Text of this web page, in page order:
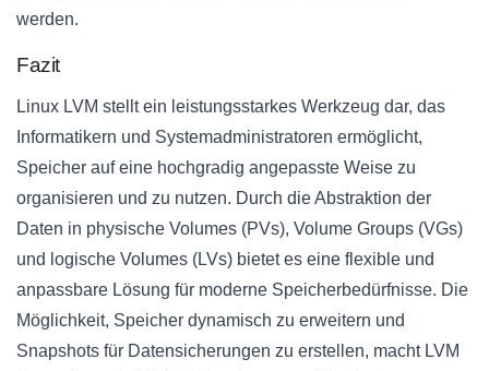
werden.
Fazit
Linux LVM stellt ein leistungsstarkes Werkzeug dar, das
Informatikern und Systemadministratoren ermöglicht,
Speicher auf eine hochgradig angepasste Weise zu
organisieren und zu nutzen. Durch die Abstraktion der
Daten in physische Volumes (PVs), Volume Groups (VGs)
und logische Volumes (LVs) bietet es eine flexible und
anpassbare Lösung für moderne Speicherbedürfnisse. Die
Möglichkeit, Speicher dynamisch zu erweitern und
Snapshots für Datensicherungen zu erstellen, macht LVM